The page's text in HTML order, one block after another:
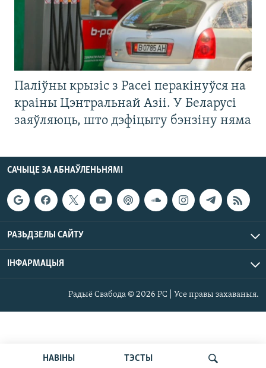
НАВІНЫ ТЭСТЫ
Паліўны крызіс з Расеі перакінуўся на
краіны Цэнтральнай Азіі. У Беларусі
заяўляюць, што дэфіцыту бэнзіну няма
САЧЫЦЕ ЗА АБНАЎЛЕНЬНЯМІ
РАЗЬДЗЕЛЫ САЙТУ
ІНФАРМАЦЫЯ
Радыё Свабода © 2026 РС | Усе правы захаваныя.